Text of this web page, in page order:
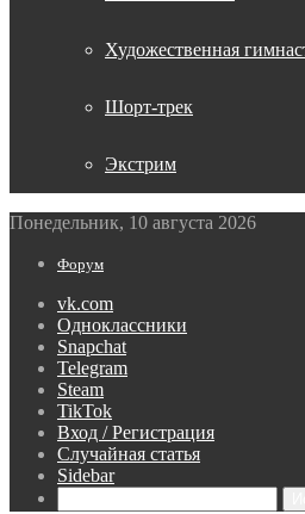
Художественная
Шорт-трек
Экстрим
Понедельник, 10 августа 2026
Форум
vk.com
Одноклассники
Snapchat
Telegram
Steam
TikTok
Вход / Регистрация
Случайная статья
Sidebar